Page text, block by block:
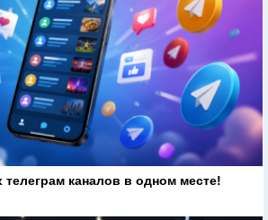
каналов в одном месте!